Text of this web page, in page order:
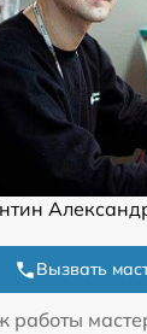
Вызвать
работы